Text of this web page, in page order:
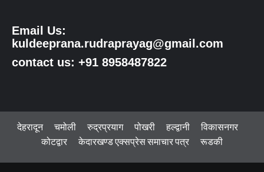
Email Us:
kuldeeprana.rudraprayag@gmail.com
contact us: +91 8958487822
देहरादून चमोली रुद्रप्रयाग पोखरी हल्द्वानी
विकासनगर
कोटद्वार
केदारखण्ड एक्सप्रेस समाचार पत्र रूडकी